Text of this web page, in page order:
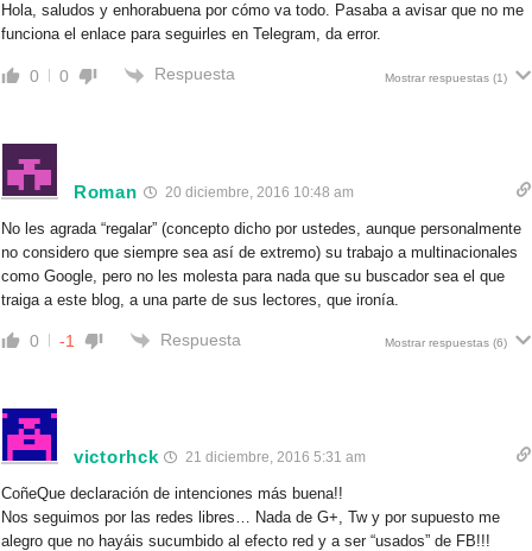
Hola, saludos y enhorabuena por cómo va todo. Pasaba a avisar que no me
funciona el enlace para seguirles en Telegram, da error.
0 0 Respuesta Mostrar respuestas (1)
Roman 20 diciembre, 2016 10:48 am
No les agrada “regalar” (concepto dicho por ustedes, aunque personalmente
no considero que siempre sea así de extremo) su trabajo a multinacionales
como Google, pero no les molesta para nada que su buscador sea el que
traiga a este blog, a una parte de sus lectores, que ironía.
0 -1 Respuesta Mostrar respuestas (6)
victorhck 21 diciembre, 2016 5:31 am
CoñeQue declaración de intenciones más buena!!
Nos seguimos por las redes libres… Nada de G+, Tw y por supuesto me
alegro que no hayáis sucumbido al efecto red y a ser “usados” de FB!!!